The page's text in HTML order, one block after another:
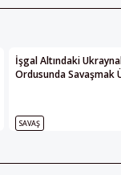
İşgal Altındaki
Ordusunda Savaşmak
SAVAŞ